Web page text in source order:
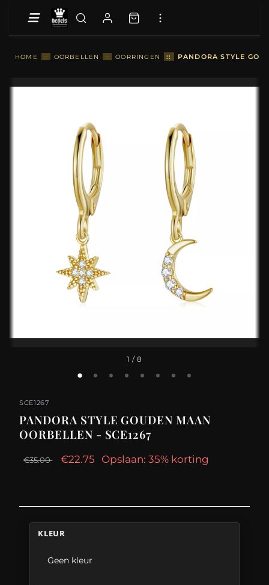
HOME :: OORBELLEN :: OORRINGEN :: PANDORA STYLE
1 / 8
SCE1267
PANDORA STYLE GOUDEN MAAN
OORBELLEN - SCE1267
€35.00 €22.75 Opslaan: 35% korting
KLEUR
Geen kleur